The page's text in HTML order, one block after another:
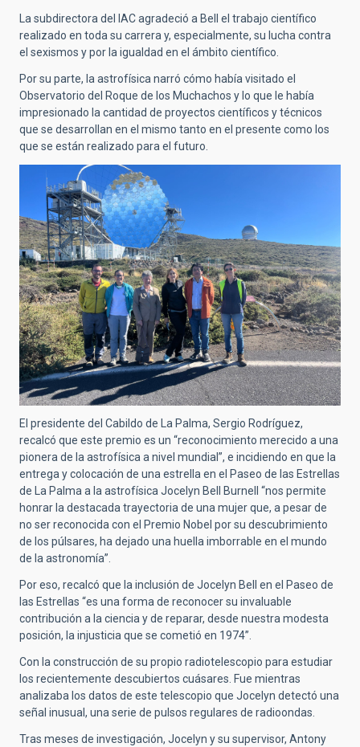
La subdirectora del IAC agradeció a Bell el trabajo científico
realizado en toda su carrera y, especialmente, su lucha contra
el sexismos y por la igualdad en el ámbito científico.
Por su parte, la astrofísica narró cómo había visitado el
Observatorio del Roque de los Muchachos y lo que le había
impresionado la cantidad de proyectos científicos y técnicos
que se desarrollan en el mismo tanto en el presente como los
que se están realizado para el futuro.
El presidente del Cabildo de La Palma, Sergio Rodríguez,
recalcó que este premio es un “reconocimiento merecido a una
pionera de la astrofísica a nivel mundial”, e incidiendo en que la
entrega y colocación de una estrella en el Paseo de las Estrellas
de La Palma a la astrofísica Jocelyn Bell Burnell “nos permite
honrar la destacada trayectoria de una mujer que, a pesar de
no ser reconocida con el Premio Nobel por su descubrimiento
de los púlsares, ha dejado una huella imborrable en el mundo
de la astronomía”.
Por eso, recalcó que la inclusión de Jocelyn Bell en el Paseo de
las Estrellas “es una forma de reconocer su invaluable
contribución a la ciencia y de reparar, desde nuestra modesta
posición, la injusticia que se cometió en 1974”.
Con la construcción de su propio radiotelescopio para estudiar
los recientemente descubiertos cuásares. Fue mientras
analizaba los datos de este telescopio que Jocelyn detectó una
señal inusual, una serie de pulsos regulares de radioondas.
Tras meses de investigación, Jocelyn y su supervisor, Antony